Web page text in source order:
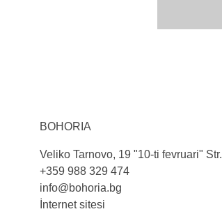
BOHORIA
Veliko Tarnovo, 19 "10-ti fevruari" Str.
+359 988 329 474
info@bohoria.bg
İnternet sitesi